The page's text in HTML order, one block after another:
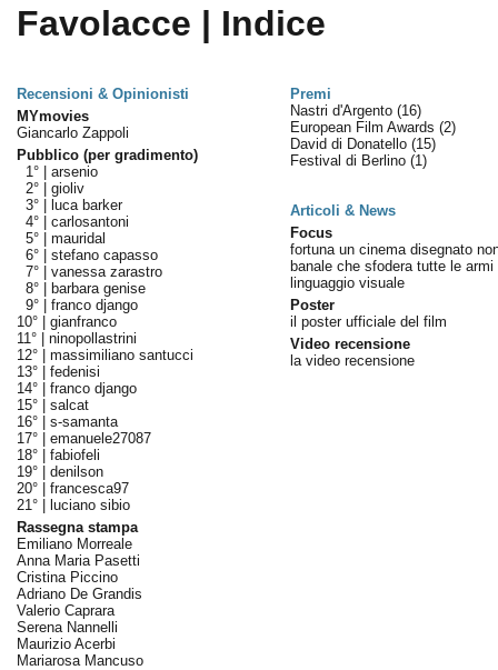
Favolacce | Indice
Recensioni & Opinionisti
Premi
MYmovies
Giancarlo Zappoli
Pubblico (per gradimento)
1° | arsenio
2° | gioliv
3° |
luca barker
4° | carlosantoni
5° | mauridal
6° | stefano capasso
7° | vanessa zarastro
8° |
barbara genise
9° | franco django
10° | gianfranco
11° | ninopollastrini
12° | massimiliano santucci
13° | fedenisi
14° | franco django
15° | salcat
16° | s-samanta
17° | emanuele27087
18° | fabiofeli
19° | denilson
20° | francesca97
21° |
luciano sibio
Rassegna stampa
Emiliano Morreale
Anna Maria Pasetti
Cristina Piccino
Adriano De Grandis
Valerio Caprara
Serena Nannelli
Maurizio Acerbi
Mariarosa Mancuso
Nastri d'Argento (16)
European Film Awards (2)
David di Donatello (15)
Festival di Berlino (1)
Articoli & News
Focus
fortuna un cinema disegnato
banale che sfodera tutte le armi
linguaggio visuale
Poster
il poster ufficiale del film
Video recensione
la video recensione